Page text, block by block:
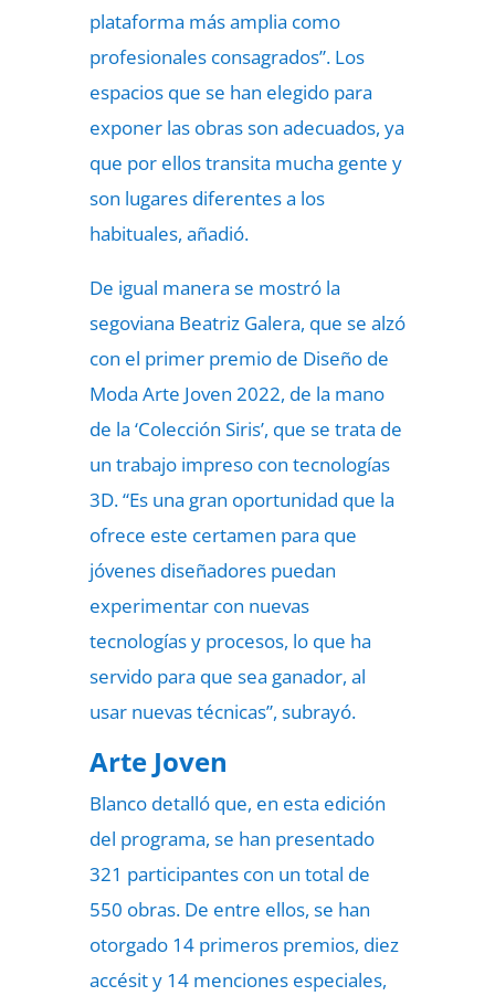
plataforma más amplia como
profesionales consagrados”. Los
espacios que se han elegido para
exponer las obras son adecuados, ya
que por ellos transita mucha gente y
son lugares diferentes a los
habituales, añadió.
De igual manera se mostró la
segoviana Beatriz Galera, que se alzó
con el primer premio de Diseño de
Moda Arte Joven 2022, de la mano
de la ‘Colección Siris’, que se trata de
un trabajo impreso con tecnologías
3D. “Es una gran oportunidad que la
ofrece este certamen para que
jóvenes diseñadores puedan
experimentar con nuevas
tecnologías y procesos, lo que ha
servido para que sea ganador, al
usar nuevas técnicas”, subrayó.
Arte Joven
Blanco detalló que, en esta edición
del programa, se han presentado
321 participantes con un total de
550 obras. De entre ellos, se han
otorgado 14 primeros premios, diez
accésit y 14 menciones especiales,